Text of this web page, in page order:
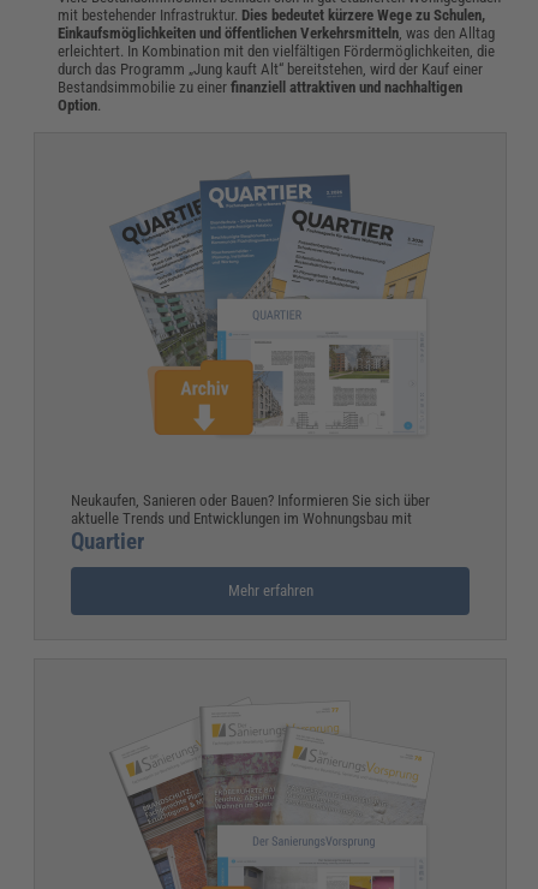
mit bestehender Infrastruktur. Dies bedeutet kürzere Wege zu Schulen,
Einkaufsmöglichkeiten und öffentlichen Verkehrsmitteln, was den Alltag
erleichtert. In Kombination mit den vielfältigen Fördermöglichkeiten, die
durch das Programm „Jung kauft Alt“ bereitstehen, wird der Kauf einer
Bestandsimmobilie zu einerfinanziell attraktiven und nachhaltigen
Option.
Neukaufen, Sanieren oder Bauen? Informieren Sie sich über
aktuelle Trends und Entwicklungen im Wohnungsbau mit
Quartier
Mehr erfahren